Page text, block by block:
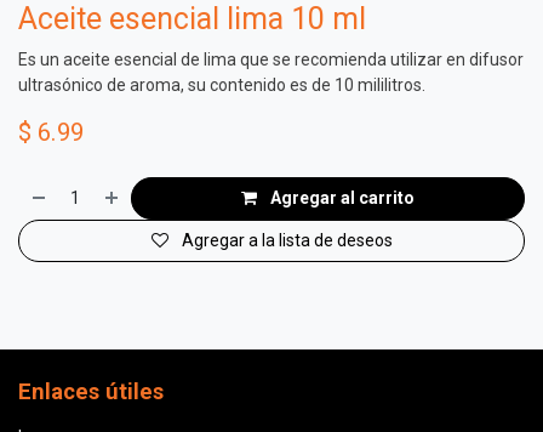
Aceite esencial lima 10 ml
Es un aceite esencial de lima que se recomienda utilizar en difusor
ultrasónico de aroma, su contenido es de 10 mililitros.
$ 6.99
Agregar al carrito
Agregar a la lista de deseos
Enlaces útiles